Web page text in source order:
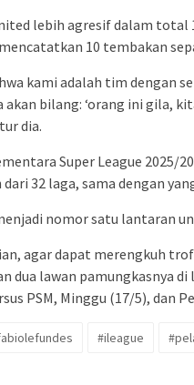
lebih agresif dalam total
10 tembakan
kami adalah tim dengan
akan bilang: ‘orang ini gila,
dia.
Super League 2025/
32 laga, sama dengan
nomor satu lantaran
agar dapat merengkuh
dua lawan pamungkasnya
PSM, Minggu (17/5), dan
#ileague